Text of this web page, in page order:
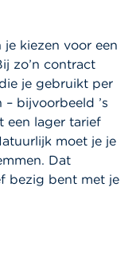
kiezen voor een
zo’n contract
je gebruikt per
bijvoorbeeld ’s
een lager tarief
moet je je
Dat
bezig bent met je